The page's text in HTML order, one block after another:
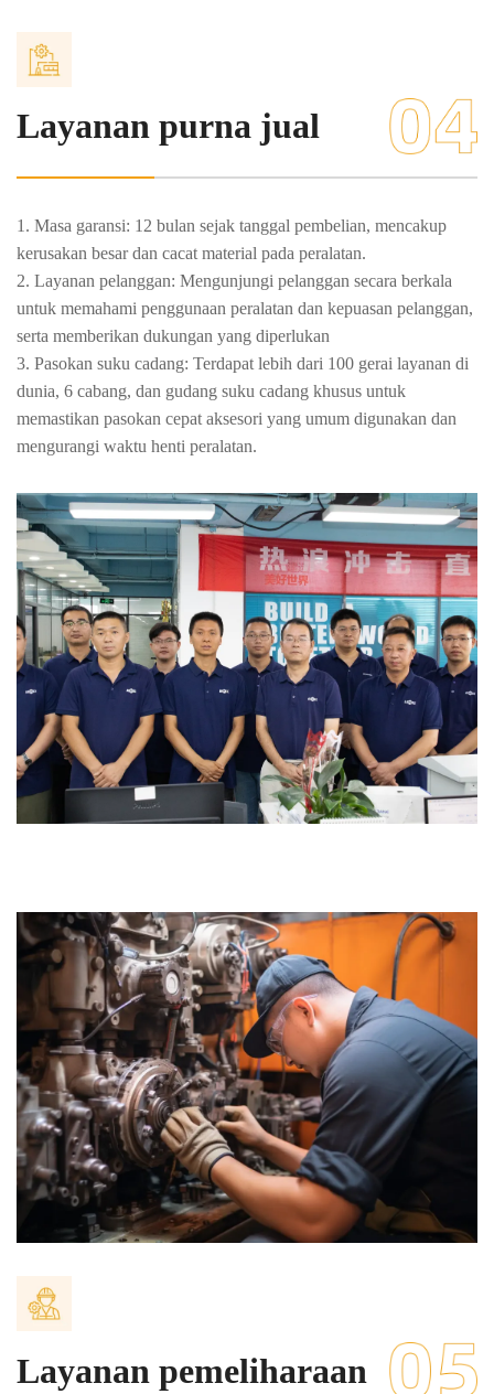
Layanan purna jual
1. Masa garansi: 12 bulan sejak tanggal pembelian, mencakup
kerusakan besar dan cacat material pada peralatan.
2. Layanan pelanggan: Mengunjungi pelanggan secara berkala
untuk memahami penggunaan peralatan dan kepuasan pelanggan,
serta memberikan dukungan yang diperlukan
3. Pasokan suku cadang: Terdapat lebih dari 100 gerai layanan di
dunia, 6 cabang, dan gudang suku cadang khusus untuk
memastikan pasokan cepat aksesori yang umum digunakan dan
mengurangi waktu henti peralatan.
Layanan pemeliharaan